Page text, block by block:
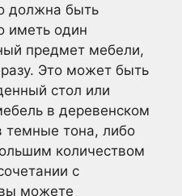
должна быть
иметь один
предмет мебели,
Это может быть
стол или
в деревенском
темные тона, либо
количеством
с
можете